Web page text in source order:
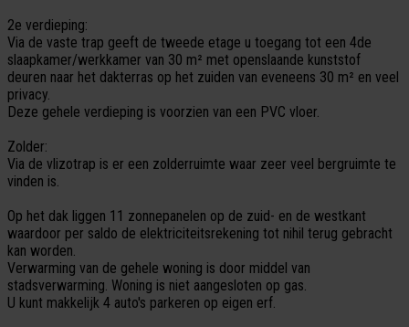
2e verdieping:
Via de vaste trap geeft de tweede etage u toegang tot een 4de
slaapkamer/werkkamer van 30 m² met openslaande kunststof
deuren naar het dakterras op het zuiden van eveneens 30 m² en veel
privacy.
Deze gehele verdieping is voorzien van een PVC vloer.
Zolder:
Via de vlizotrap is er een zolderruimte waar zeer veel bergruimte te
vinden is.
Op het dak liggen 11 zonnepanelen op de zuid- en de westkant
waardoor per saldo de elektriciteitsrekening tot nihil terug gebracht
kan worden.
Verwarming van de gehele woning is door middel van
stadsverwarming. Woning is niet aangesloten op gas.
U kunt makkelijk 4 auto's parkeren op eigen erf.